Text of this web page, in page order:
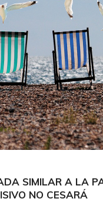
SIMILAR A LA
NO CESARÁ